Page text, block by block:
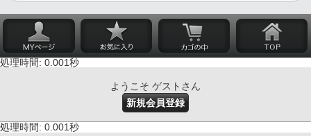
処理時間: 0.001秒
ようこそ ゲストさん
新規会員登録
処理時間: 0.001秒